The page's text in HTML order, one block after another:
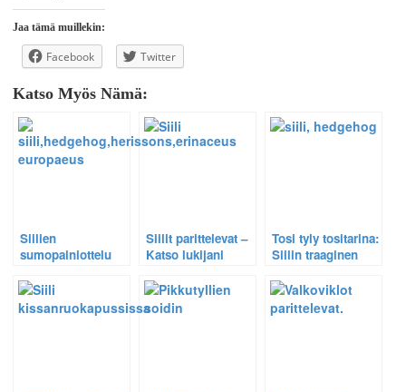
Jaa tämä muillekin:
Facebook Twitter
Katso Myös Nämä:
Siilien
sumopainiottelu
hauska video
Siilit parittelevat –
Katso lukijani
Tosi tyly tositarina:
Siilin traaginen